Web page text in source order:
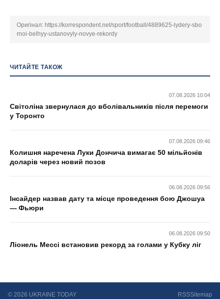
Оригінал: https://korrespondent.net/sport/football/4889625-lydery-sbo
rnoi-belhyy-ustanovyly-novye-rekordy
ЧИТАЙТЕ ТАКОЖ
07.08.2026 10:04
Світоліна звернулася до вболівальників після перемоги
у Торонто
07.08.2026 09:46
Колишня наречена Луки Дончича вимагає 50 мільйонів
доларів через новий позов
06.08.2026 09:56
Інсайдер назвав дату та місце проведення бою Джошуа
— Фьюри
06.08.2026 09:50
Ліонель Мессі встановив рекорд за голами у Кубку ліг
© 2026 UKRAINE TODAY RSSSitemap